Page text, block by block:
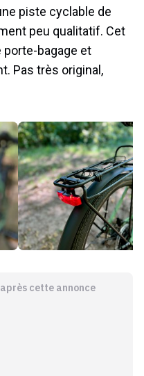
piste cyclable de
peu qualitatif. Cet
porte-bagage et
Pas très original,
cette annonce